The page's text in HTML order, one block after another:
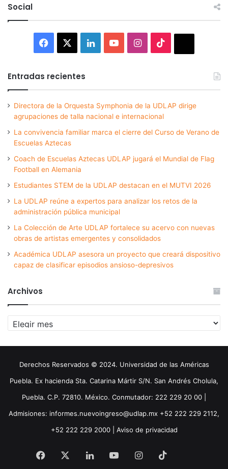
Social
Facebook LinkedInYouTubeInstagram
Entradas recientes
Directora de la Orquesta Symphonia de la UDLAP dirige
agrupaciones de talla nacional e internacional
La convivencia familiar marca el cierre del Curso de Verano de
Escuelas Aztecas
Coach de Escuelas Aztecas UDLAP jugará el Mundial de Flag
Football en Alemania
Estudiantes STEM de la UDLAP destacan en el MUTVI 2026
La UDLAP reúne a expertos para analizar los retos de la
administración pública municipal
La Colección de Arte UDLAP fortalece su acervo con nuevas
obras de artistas emergentes y consolidados
Académica UDLAP asesora un proyecto que creará dispositivo
capaz de clasificar episodios ansioso-depresivos
Archivos
Archivos
Derechos Reservados © 2024. Universidad de las Américas
Puebla. Ex hacienda Sta. Catarina Mártir S/N. San Andrés Cholula,
Puebla. C.P. 72810. México. Conmutador: 222 229 20 00 |
Admisiones: informes.nuevoingreso@udlap.mx +52 222 229 2112,
+52 222 229 2000 | Aviso de privacidad
Facebook LinkedInYouTubeInstagram